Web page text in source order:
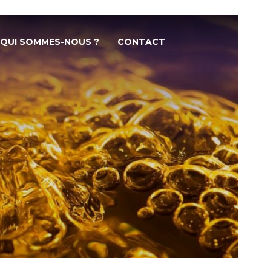
QUI SOMMES-NOUS ? CONTACT